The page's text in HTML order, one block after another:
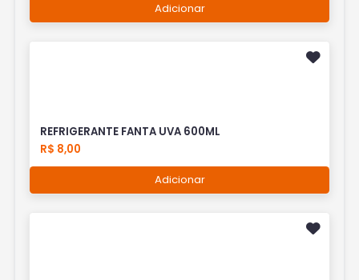
Adicionar
REFRIGERANTE FANTA UVA 600ML
R$ 8,00
Adicionar